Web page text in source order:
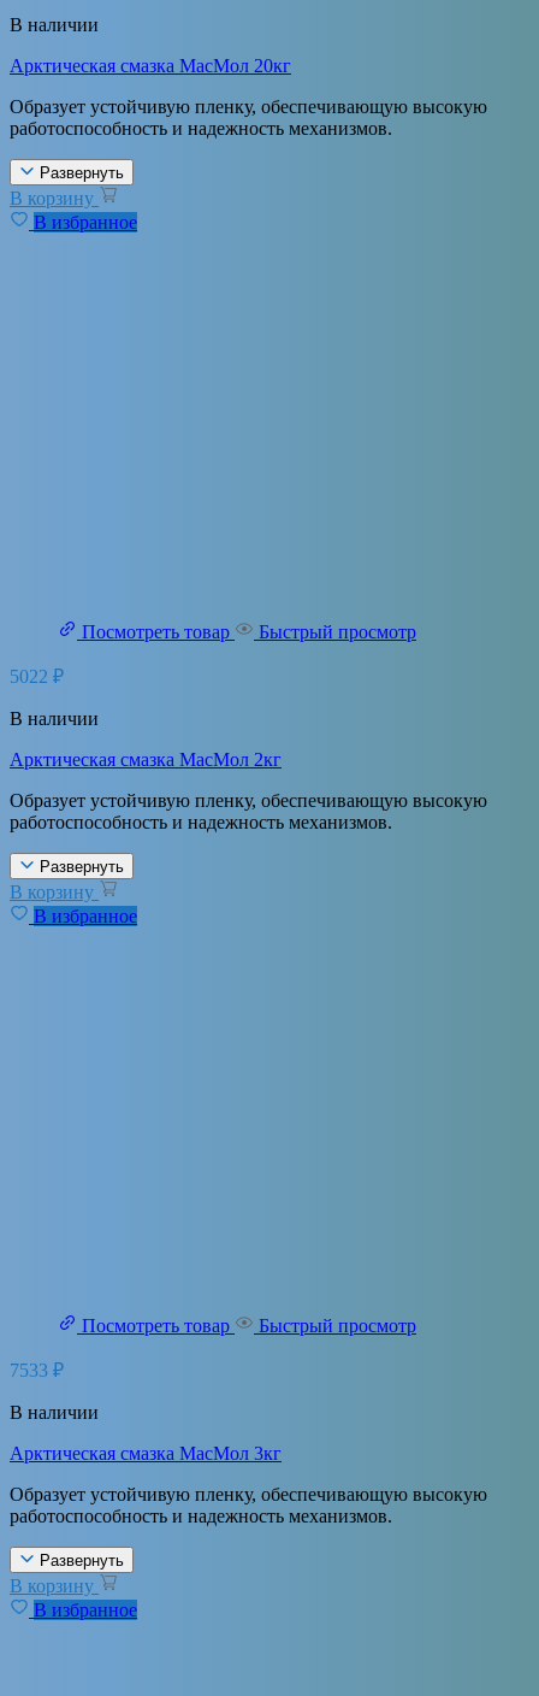
В наличии
Арктическая смазка МасМол 20кг
Образует устойчивую пленку, обеспечивающую высокую
работоспособность и надежность механизмов.
Развернуть
В корзину
В избранное
Посмотреть товар Быстрый просмотр
5022 ₽
В наличии
Арктическая смазка МасМол 2кг
Образует устойчивую пленку, обеспечивающую высокую
работоспособность и надежность механизмов.
Развернуть
В корзину
В избранное
Посмотреть товар Быстрый просмотр
7533 ₽
В наличии
Арктическая смазка МасМол 3кг
Образует устойчивую пленку, обеспечивающую высокую
работоспособность и надежность механизмов.
Развернуть
В корзину
В избранное